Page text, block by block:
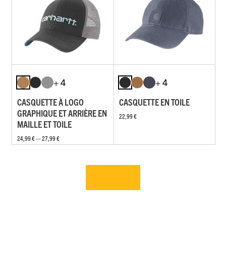
+ 4
CASQUETTE À LOGO
GRAPHIQUE ET ARRIÈRE EN
MAILLE ET TOILE
24,99 € — 27,99 €
+ 4
CASQUETTE EN TOILE
22,99 €